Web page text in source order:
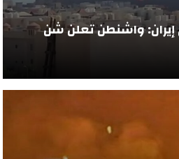
إيران: واشنطن تعلن شن